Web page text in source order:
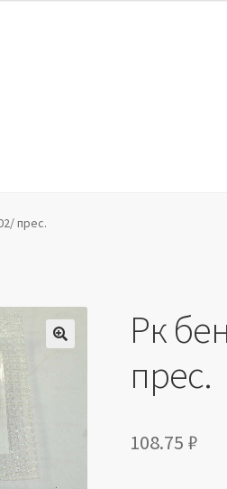
данных
прес.
Рк
прес.
108.75 ₽